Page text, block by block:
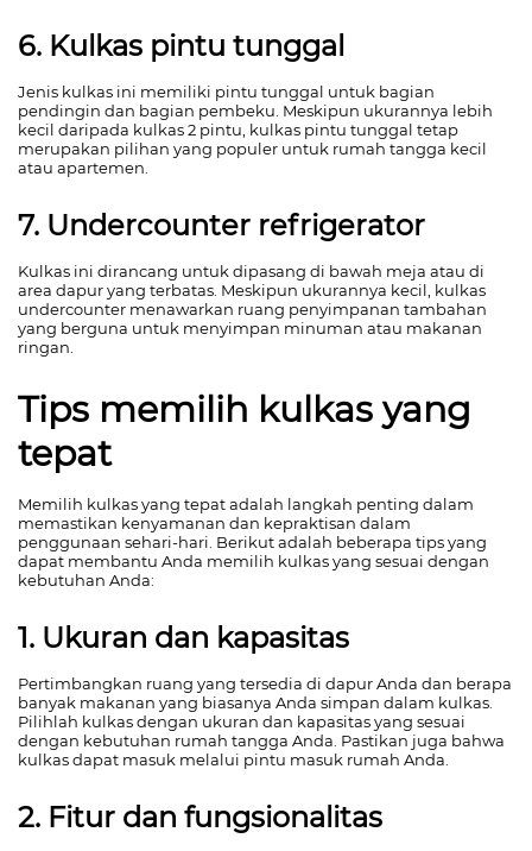
6. Kulkas pintu tunggal
Jenis kulkas ini memiliki pintu tunggal untuk bagian
pendingin dan bagian pembeku. Meskipun ukurannya lebih
kecil daripada kulkas 2 pintu, kulkas pintu tunggal tetap
merupakan pilihan yang populer untuk rumah tangga kecil
atau apartemen.
7. Undercounter refrigerator
Kulkas ini dirancang untuk dipasang di bawah meja atau di
area dapur yang terbatas. Meskipun ukurannya kecil, kulkas
undercounter menawarkan ruang penyimpanan tambahan
yang berguna untuk menyimpan minuman atau makanan
ringan.
Tips memilih kulkas yang
tepat
Memilih kulkas yang tepat adalah langkah penting dalam
memastikan kenyamanan dan kepraktisan dalam
penggunaan sehari-hari. Berikut adalah beberapa tips yang
dapat membantu Anda memilih kulkas yang sesuai dengan
kebutuhan Anda:
1. Ukuran dan kapasitas
Pertimbangkan ruang yang tersedia di dapur Anda dan berapa
banyak makanan yang biasanya Anda simpan dalam kulkas.
Pilihlah kulkas dengan ukuran dan kapasitas yang sesuai
dengan kebutuhan rumah tangga Anda. Pastikan juga bahwa
kulkas dapat masuk melalui pintu masuk rumah Anda.
2. Fitur dan fungsionalitas